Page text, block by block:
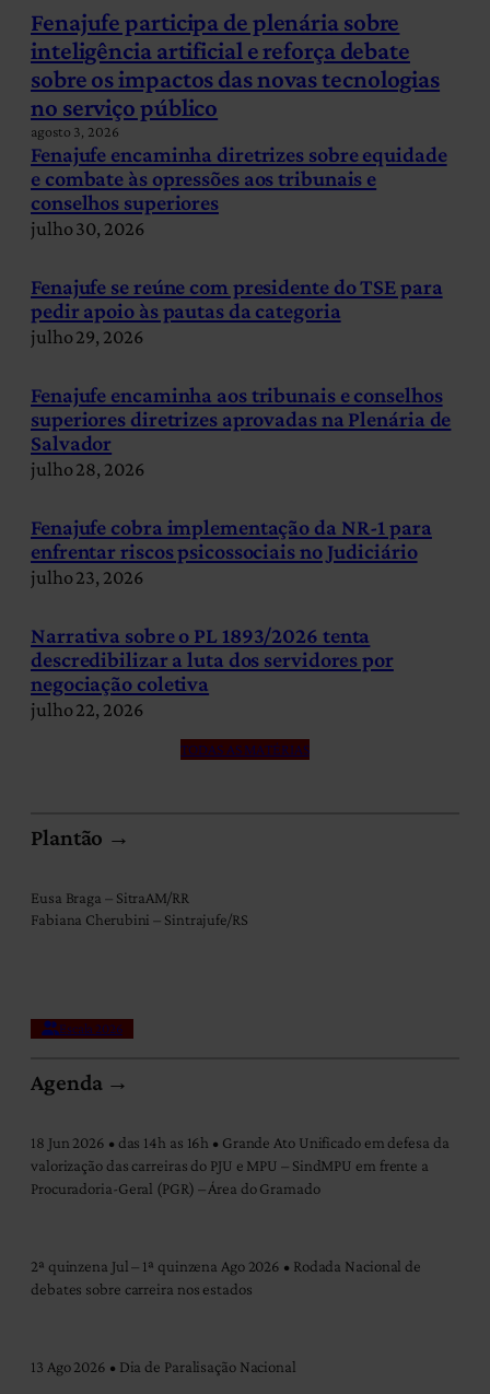
Fenajufe participa de plenária sobre
inteligência artificial e reforça debate
sobre os impactos das novas tecnologias
no serviço público
agosto 3, 2026
Fenajufe encaminha diretrizes sobre equidade
e combate às opressões aos tribunais e
conselhos superiores
julho 30, 2026
Fenajufe se reúne com presidente do TSE para
pedir apoio às pautas da categoria
julho 29, 2026
Fenajufe encaminha aos tribunais e conselhos
superiores diretrizes aprovadas na Plenária de
Salvador
julho 28, 2026
Fenajufe cobra implementação da NR-1 para
enfrentar riscos psicossociais no Judiciário
julho 23, 2026
Narrativa sobre o PL 1893/2026 tenta
descredibilizar a luta dos servidores por
negociação coletiva
julho 22, 2026
TODAS AS MATÉRIAS
Plantão →
Eusa Braga – SitraAM/RR
Fabiana Cherubini – Sintrajufe/RS
Escala 2026
Agenda →
18 Jun 2026 • das 14h as 16h • Grande Ato Unificado em defesa da
valorização das carreiras do PJU e MPU – SindMPU em frente a
Procuradoria-Geral (PGR) – Área do Gramado
2ª quinzena Jul – 1ª quinzena Ago 2026 • Rodada Nacional de
debates sobre carreira nos estados
13 Ago 2026 • Dia de Paralisação Nacional